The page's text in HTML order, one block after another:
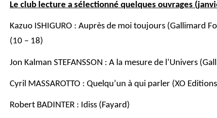
Le club lecture a sélectionné quelques ouvrages
Kazuo ISHIGURO : Auprès de moi toujours (Gallimard
(10 – 18)
Jon Kalman STEFANSSON : A la mesure de l’Univers
Cyril MASSAROTTO : Quelqu’un à qui parler (XO
Robert BADINTER : Idiss (Fayard)